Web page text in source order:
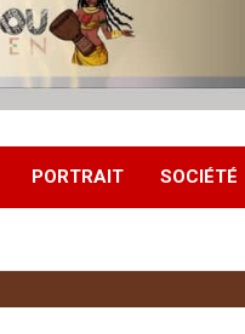
PORTRAIT SOCIÉTÉ